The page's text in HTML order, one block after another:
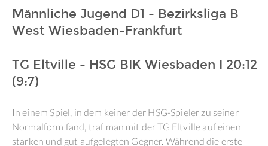
Männliche Jugend D1 - Bezirksliga B
West Wiesbaden-Frankfurt
TG Eltville - HSG BIK Wiesbaden I 20:12
(9:7)
In einem Spiel, in dem keiner der HSG-Spieler zu seiner
Normalform fand, traf man mit der TG Eltville auf einen
starken und gut aufgelegten Gegner. Während die erste